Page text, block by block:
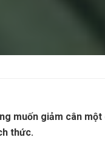
muốn giảm cân
thức.